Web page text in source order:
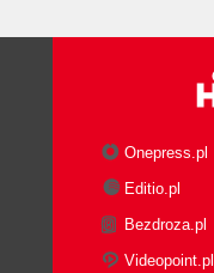
Onepress.pl
Editio.pl
Bezdroza.pl
Videopoint.pl